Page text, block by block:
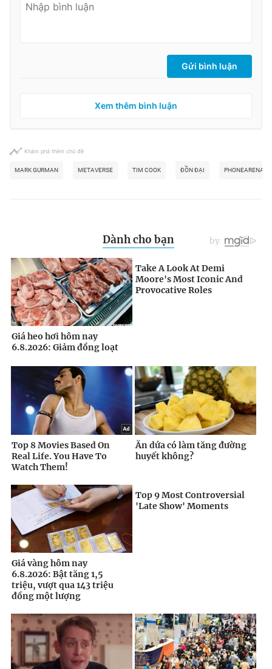
Gửi bình luận
Xem thêm bình luận
Khám phá thêm chủ đề
MARK GURMAN METAVERSE TIM COOK ĐỒN ĐẠI PHONEARENA